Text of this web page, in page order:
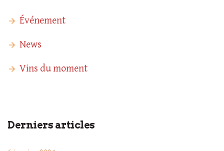
Événement
News
Vins du moment
Derniers articles